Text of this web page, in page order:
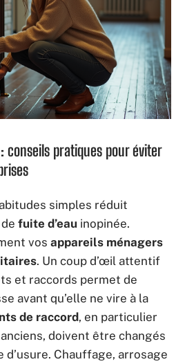
conseils pratiques pour éviter
simples réduit
fuite d’eau inopinée.
vos appareils ménagers
. Un coup d’œil attentif
et raccords permet de
avant qu’elle ne vire à la
de raccord, en particulier
doivent être changés
d’usure. Chauffage, arrosage